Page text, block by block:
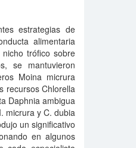
estrategias de
alimentaria
trófico sobre
se mantuvieron
Moina micrura
recursos Chlorella
Daphnia ambigua
micrura y C. dubia
un significativo
en algunos